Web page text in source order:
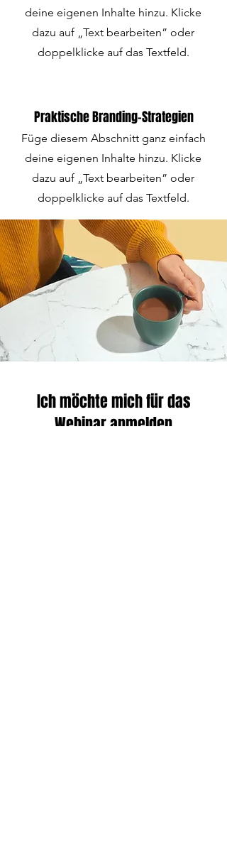
deine eigenen Inhalte hinzu. Klicke
dazu auf „Text bearbeiten” oder
doppelklicke auf das Textfeld.
Praktische Branding-Strategien
Füge diesem Abschnitt ganz einfach
deine eigenen Inhalte hinzu. Klicke
dazu auf „Text bearbeiten” oder
doppelklicke auf das Textfeld.
Ich möchte mich für das
Webinar anmelden